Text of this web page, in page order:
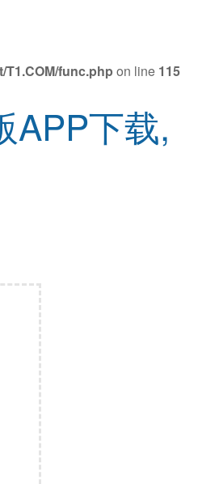
T1.COM/func.php on line 115
APP下载,